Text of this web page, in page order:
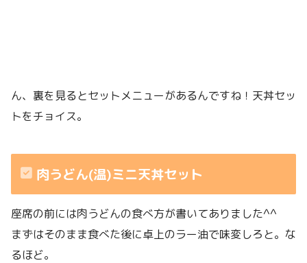
ん、裏を見るとセットメニューがあるんですね！天丼セッ
トをチョイス。
肉うどん(温)ミニ天丼セット
座席の前には肉うどんの食べ方が書いてありました^^
まずはそのまま食べた後に卓上のラー油で味変しろと。な
るほど。